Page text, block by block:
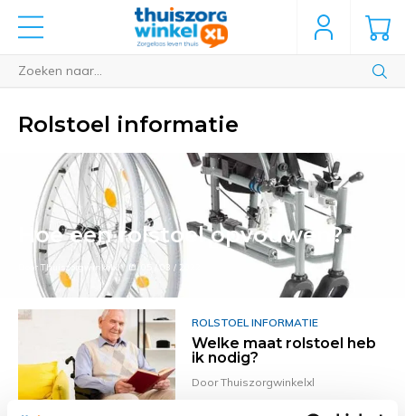
Rolstoel informatie
Hoe een rolstoel opvouwen?
Door Thuiszorgwinkelxl 05 / 03 / 2022
ROLSTOEL INFORMATIE
Welke maat rolstoel heb
ik nodig?
Door Thuiszorgwinkelxl